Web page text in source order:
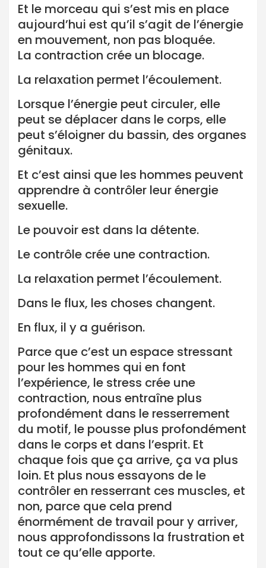
Et le morceau qui s’est mis en place
aujourd’hui est qu’il s’agit de l’énergie
en mouvement, non pas bloquée.
La contraction crée un blocage.
La relaxation permet l’écoulement.
Lorsque l’énergie peut circuler, elle
peut se déplacer dans le corps, elle
peut s’éloigner du bassin, des organes
génitaux.
Et c’est ainsi que les hommes peuvent
apprendre à contrôler leur énergie
sexuelle.
Le pouvoir est dans la détente.
Le contrôle crée une contraction.
La relaxation permet l’écoulement.
Dans le flux, les choses changent.
En flux, il y a guérison.
Parce que c’est un espace stressant
pour les hommes qui en font
l’expérience, le stress crée une
contraction, nous entraîne plus
profondément dans le resserrement
du motif, le pousse plus profondément
dans le corps et dans l’esprit. Et
chaque fois que ça arrive, ça va plus
loin. Et plus nous essayons de le
contrôler en resserrant ces muscles, et
non, parce que cela prend
énormément de travail pour y arriver,
nous approfondissons la frustration et
tout ce qu’elle apporte.